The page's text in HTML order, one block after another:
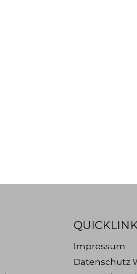
Impressum
Datenschutz